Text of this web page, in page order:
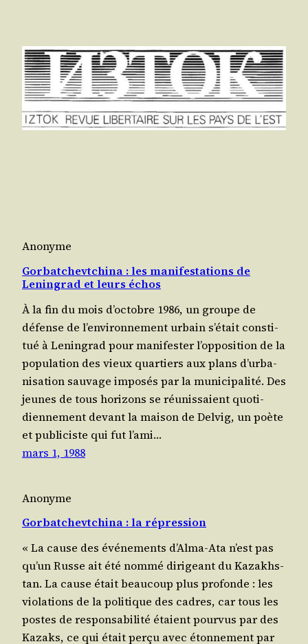
Anonyme
Gorbatchevtchina : les manifestations de
Leningrad et leurs échos
À la fin du mois d’oc­tobre 1986, un groupe de
défense de l’en­vi­ron­ne­ment urbain s’é­tait consti­
tué à Lenin­grad pour mani­fes­ter l’op­po­si­tion de la
popu­la­tion des vieux quar­tiers aux plans d’ur­ba­
ni­sa­tion sau­vage impo­sés par la muni­ci­pa­li­té. Des
jeunes de tous hori­zons se réunis­saient quo­ti­
dien­ne­ment devant la mai­son de Del­vig, un poète
et publi­ciste qui fut l’a­mi…
mars 1, 1988
Anonyme
Gorbatchevtchina : la répression
« La cause des évé­ne­ments d’Al­ma-Ata n’est pas
qu’un Russe ait été nom­mé diri­geant du Kaza­khs­
tan. La cause était beau­coup plus pro­fonde : les
vio­la­tions de la poli­tique des cadres, car tous les
postes de res­pon­sa­bi­li­té étaient pour­vus par des
Kazaks, ce qui était per­çu avec éton­ne­ment par